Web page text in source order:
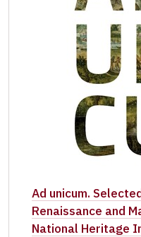
Ad unicum.
Renaissance and
National Heritage